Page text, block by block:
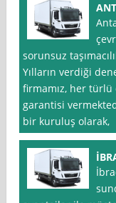
sorunsuz
Yılların verdiği
firmamız, her türlü
garantisi
bir kuruluş olarak,